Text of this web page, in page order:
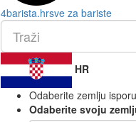
4barista.hrsve za bariste
HR
Odaberite zemlju
Odaberite svoju